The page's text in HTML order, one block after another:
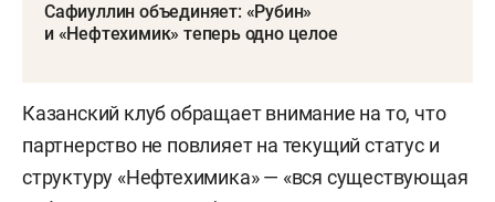
Сафиуллин объединяет: «Рубин»
и «Нефтехимик» теперь одно целое
Казанский клуб обращает внимание на то, что
партнерство не повлияет на текущий статус и
структуру «Нефтехимика» — «вся существующая